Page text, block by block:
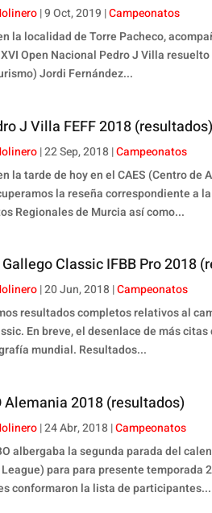
|9 Oct, 2019 |Campeonatos
la localidad de Torre Pacheco,
Open Nacional Pedro J Villa
Jordi Fernández...
J Villa FEFF 2018 (resultados)
|22 Sep, 2018 |Campeonatos
la tarde de hoy en el CAES (Centro de
la reseña correspondiente a
Regionales de Murcia así como...
Classic IFBB Pro 2018
|20 Jun, 2018 |Campeonatos
resultados completos relativos al
En breve, el desenlace de más
mundial. Resultados...
Alemania 2018 (resultados)
|24 Abr, 2018 |Campeonatos
albergaba la segunda parada del
para para presente temporada
conformaron la lista de